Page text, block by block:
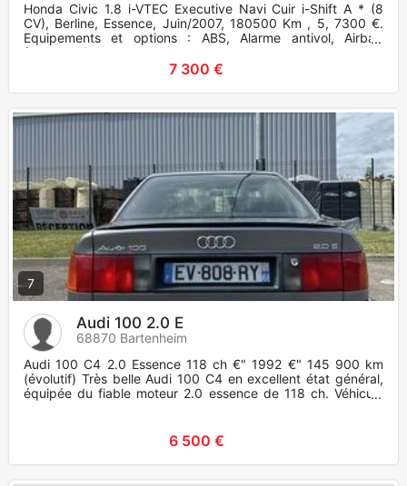
Honda Civic 1.8 i-VTEC Executive Navi Cuir i-Shift A * (8
CV), Berline, Essence, Juin/2007, 180500 Km , 5, 7300 €.
Equipements et options : ABS, Alarme antivol, Airbag
frontaux, C
7 300 €
7
Audi 100 2.0 E
68870 Bartenheim
Audi 100 C4 2.0 Essence 118 ch €" 1992 €" 145 900 km
(évolutif) Très belle Audi 100 C4 en excellent état général,
équipée du fiable moteur 2.0 essence de 118 ch. Véhicule
6 500 €